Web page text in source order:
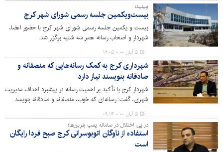
ببینید؛
بیست‌ویکمین جلسه رسمی شورای شهر کرج
بیست و یکمین جلسه رسمی شورای شهر کرج با حضور اعضا،
شهردار و اصحاب رسانه عصر سه شنبه برگزار شد.
۵ آبان ۰۰ - ۱۲:۰۵
شهرداری کرج به کمک رسانه‌هایی که منصفانه و
صادقانه بنویسند نیاز دارد
شهردار کرج با تأکید بر اهمیت رسانه در پیشبرد اهداف مدیریت
شهری، گفت: رسانه‌ای که خوب، منصفانه و صادقانه بنویسد
می‌تواند بزرگترین کمک را به پیشبرد اهداف شهرداری داشته
باشد.
۵ آبان ۰۰ - ۰۹:۱۴
در پی اختلال در سامانه پمپ بنزین‌ها؛
استفاده از ناوگان اتوبوسرانی کرج صبح فردا رایگان
است